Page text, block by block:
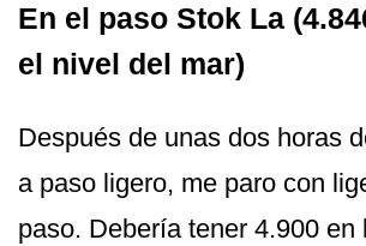
En el paso Stok La
el nivel del mar)
Después de unas dos horas
a paso ligero, me paro con
paso. Debería tener 4.900 en